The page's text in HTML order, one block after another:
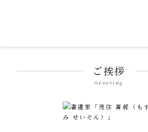
令和を書いた書道家
ご挨拶
Greeting